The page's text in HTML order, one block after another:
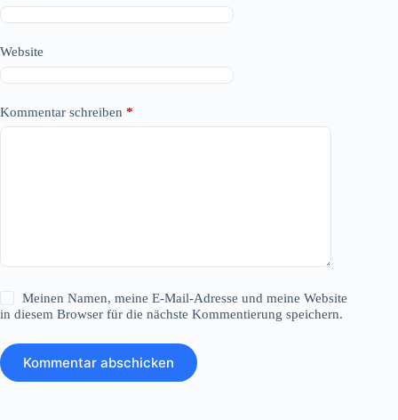
Website
Kommentar schreiben *
Meinen Namen, meine E-Mail-Adresse und meine Website
in diesem Browser für die nächste Kommentierung speichern.
Kommentar abschicken